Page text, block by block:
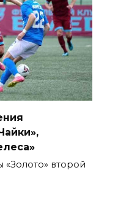
«Золото» второй